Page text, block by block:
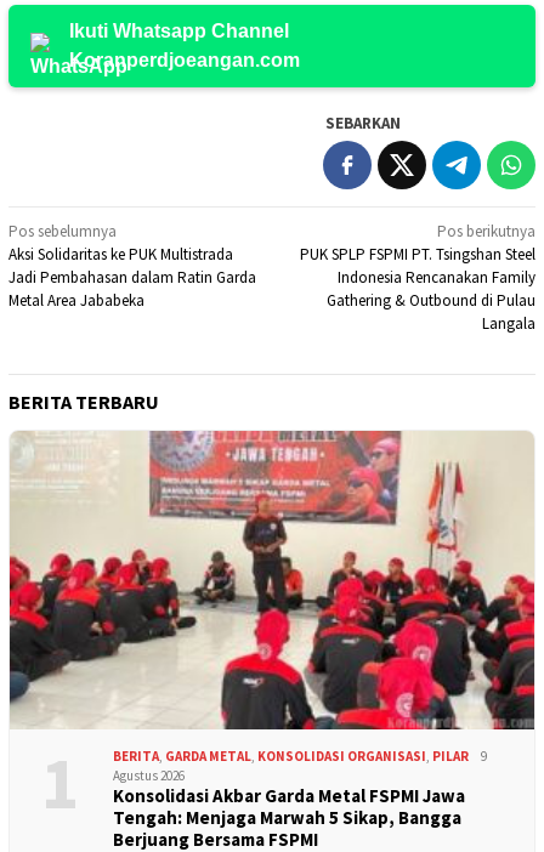
Ikuti Whatsapp Channel
Koranperdjoeangan.com
SEBARKAN
Navigasi
pos
Pos sebelumnya
Aksi Solidaritas ke PUK Multistrada
Jadi Pembahasan dalam Ratin Garda
Metal Area Jababeka
Pos berikutnya
PUK SPLP FSPMI PT. Tsingshan Steel
Indonesia Rencanakan Family
Gathering & Outbound di Pulau
Langala
BERITA TERBARU
1 BERITA GARDA METAL KONSOLIDASI ORGANISASI PILAR
9
Agustus 2026
Konsolidasi Akbar Garda Metal FSPMI Jawa
Tengah: Menjaga Marwah 5 Sikap, Bangga
Berjuang Bersama FSPMI